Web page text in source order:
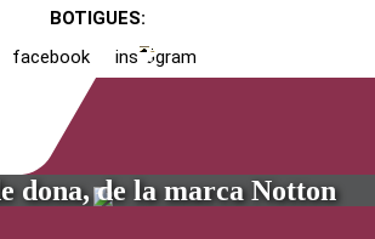
BOTIGUES:
facebook
instagram
dona, de la marca Notton